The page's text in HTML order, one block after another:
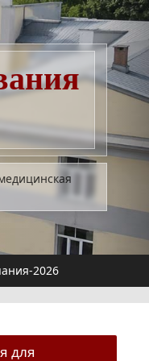
2026
для